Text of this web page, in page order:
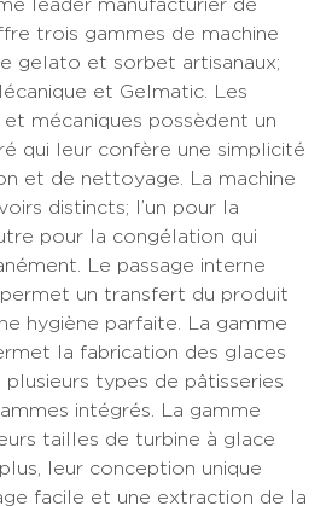
leader manufacturier de
trois gammes de machine
gelato et sorbet artisanaux;
et Gelmatic. Les
mécaniques possèdent un
qui leur confère une simplicité
et de nettoyage. La machine
distincts; l’un pour la
pour la congélation qui
Le passage interne
un transfert du produit
hygiène parfaite. La gamme
la fabrication des glaces
plusieurs types de pâtisseries
intégrés. La gamme
tailles de turbine à glace
leur conception unique
facile et une extraction de la